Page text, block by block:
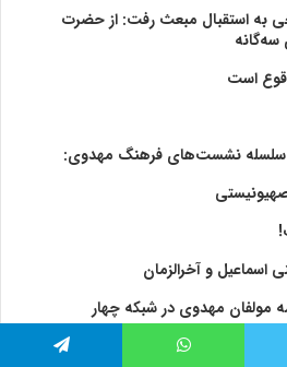
به استقبال مبعث رفت: از حضرت
سه‌گانه
است
سلسله نشست‌های فرهنگ مهدوی:‌
اسماعیل و آخرالزمان
مولفان مهدوی در شبکه چهار
ظهور نمی‌کنند…؟!